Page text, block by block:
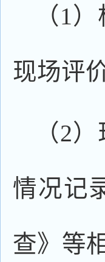
（1
现场评
（2
情况记
查》等